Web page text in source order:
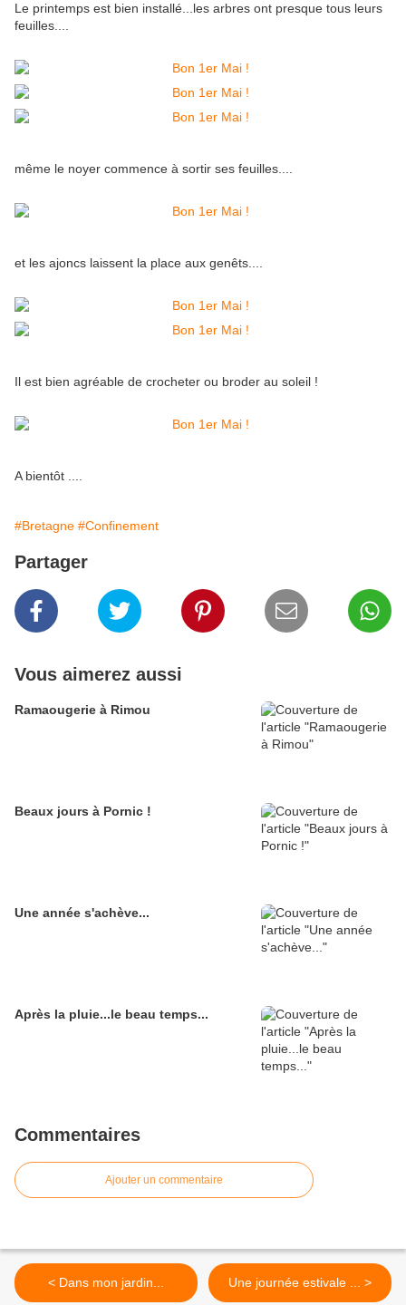
Le printemps est bien installé...les arbres ont presque tous leurs
feuilles....
même le noyer commence à sortir ses feuilles....
et les ajoncs laissent la place aux genêts....
Il est bien agréable de crocheter ou broder au soleil !
A bientôt ....
#Bretagne #Confinement
Partager
Vous aimerez aussi
Ramaougerie à Rimou
Beaux jours à Pornic !
Une année s'achève...
Après la pluie...le beau temps...
Commentaires
Ajouter un commentaire
< Dans mon jardin... Une journée estivale ... >